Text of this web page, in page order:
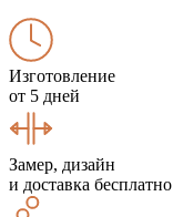
Изготовление
от 5 дней
Замер, дизайн
и доставка бесплатно